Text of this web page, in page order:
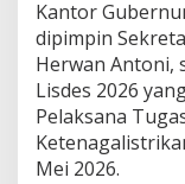
Kantor
dipimpin
Herwan Antoni,
Lisdes 2026
Pelaksana
Mei 2026.